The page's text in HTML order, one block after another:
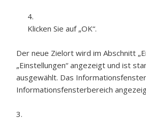
Klicken Sie auf „OK“.
Der neue Zielort wird im Abschnitt
„Einstellungen“ angezeigt und ist
ausgewählt. Das
Informationsfensterbereich